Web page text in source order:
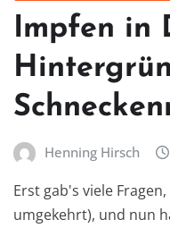
Impfen in
Henning Hirsch
Erst gab's viele
umgekehrt), und nun